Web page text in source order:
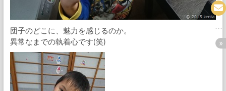
団子のどこに、魅力を感じるのか。
異常なまでの執着心です(笑)